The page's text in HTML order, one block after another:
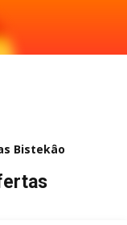
Bistekâo